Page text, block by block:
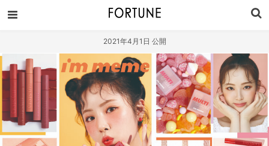
2021年4月1日 公開